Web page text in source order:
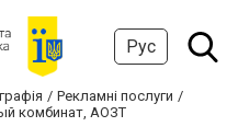
Рус
Рекламні послуги
комбинат, АОЗТ